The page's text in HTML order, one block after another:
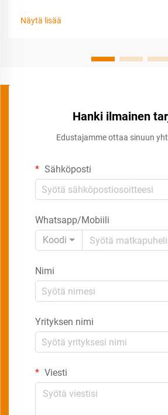
Näytä lisää
Hanki ilmainen
Edustajamme ottaa sinuun
Sähköposti
Whatsapp/Mobiili
Koodi
Nimi
Yrityksen nimi
Viesti